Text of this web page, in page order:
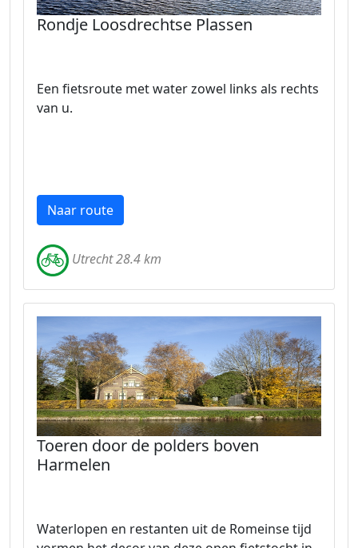
Rondje Loosdrechtse Plassen
Een fietsroute met water zowel links als rechts
van u.
Naar route
Utrecht 28.4 km
Toeren door de polders boven
Harmelen
Waterlopen en restanten uit de Romeinse tijd